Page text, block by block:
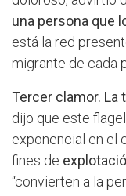
una persona que
está la red
migrante de cada
Tercer clamor. La
dijo que este
exponencial en el
fines de
“convierten a la